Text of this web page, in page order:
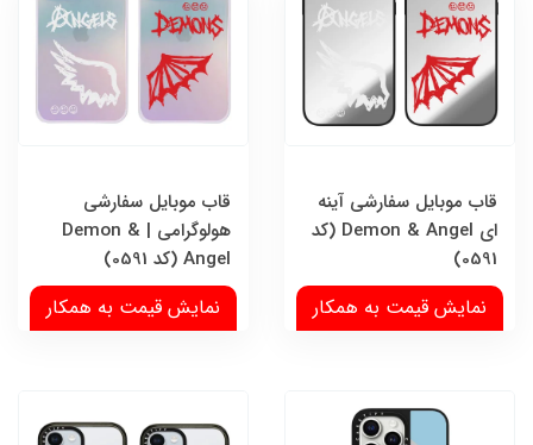
قاب موبایل سفارشی آینه
ای Demon & Angel (کد
0591)
نمایش قیمت به همکار
قاب موبایل سفارشی
هولوگرامی | Demon &
Angel (کد 0591)
نمایش قیمت به همکار